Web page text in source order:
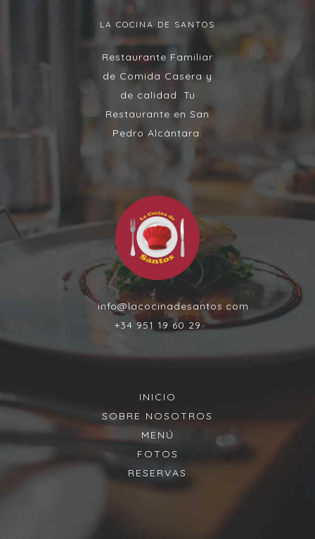
LA COCINA DE SANTOS
Restaurante Familiar
de Comida Casera y
de calidad. Tu
Restaurante en San
Pedro Alcántara.
info@lacocinadesantos.com
+34 951 19 60 29
INICIO
SOBRE NOSOTROS
MENÚ
FOTOS
RESERVAS